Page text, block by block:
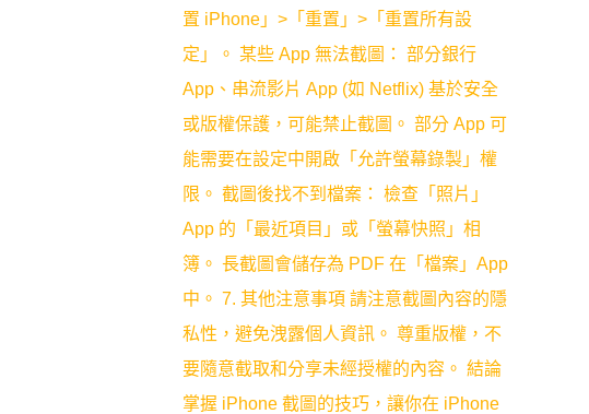
置 iPhone」>「重置」>「重置所有設
定」。 某些 App 無法截圖： 部分銀行
App、串流影片 App (如 Netflix) 基於安全
或版權保護，可能禁止截圖。 部分 App 可
能需要在設定中開啟「允許螢幕錄製」權
限。 截圖後找不到檔案： 檢查「照片」
App 的「最近項目」或「螢幕快照」相
簿。 長截圖會儲存為 PDF 在「檔案」App
中。 7. 其他注意事項 請注意截圖內容的隱
私性，避免洩露個人資訊。 尊重版權，不
要隨意截取和分享未經授權的內容。 結論
掌握 iPhone 截圖的技巧，讓你在 iPhone